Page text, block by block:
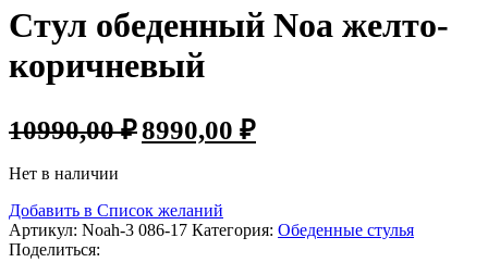
Стул обеденный Noa желто-
коричневый
10990,00₽ Первоначальная
цена
8990,00 ₽Текущая
цена:
Нет в наличии
Добавить в Список желаний
Артикул: Noah-3 086-17 Категория: Обеденные стулья
Поделиться: